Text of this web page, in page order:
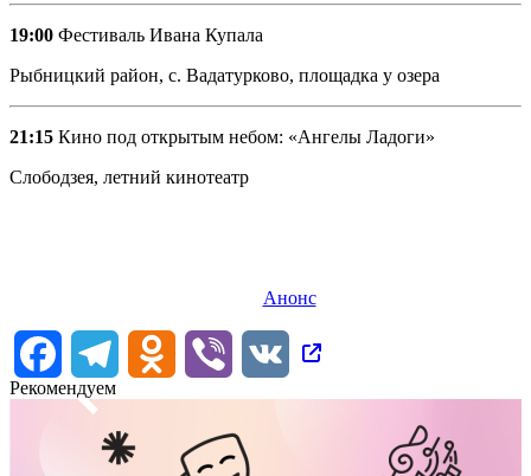
19:00 Фестиваль Ивана Купала
Рыбницкий район, с. Вадатурково, площадка у озера
21:15 Кино под открытым небом: «Ангелы Ладоги»
Слободзея, летний кинотеатр
Анонс
FacebookTelegram Odnoklassniki
Viber
VK
Рекомендуем